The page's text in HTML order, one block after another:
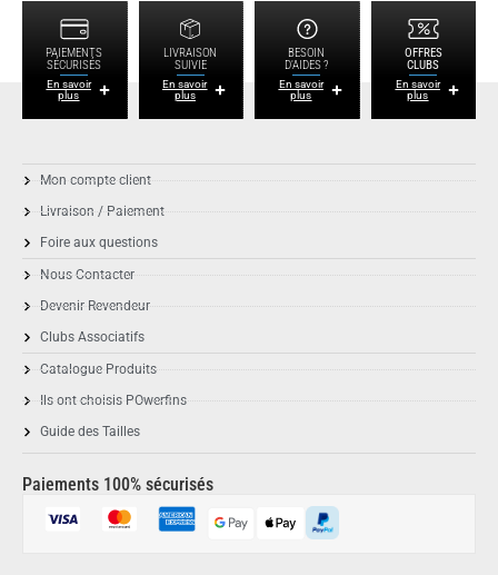
PAIEMENTS
SÉCURISÉS
En savoir
plus
LIVRAISON
SUIVIE
En savoir
plus
BESOIN
D'AIDES ?
En savoir
plus
OFFRES
CLUBS
En savoir
plus
Mon compte client
Livraison / Paiement
Foire aux questions
Nous Contacter
Devenir Revendeur
Clubs Associatifs
Catalogue Produits
Ils ont choisis POwerfins
Guide des Tailles
Paiements 100% sécurisés